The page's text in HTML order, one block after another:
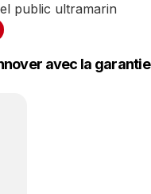
public ultramarin
avec la